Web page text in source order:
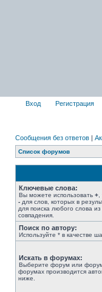
Вход Регистрация
Сообщения без ответов |
Список форумов
Ключевые слова:
Вы можете использовать +
- для слов, которых в
для поиска любого слова из
совпадения.
Поиск по автору:
Используйте * в качестве
Искать в форумах:
Выберите форум или
форумах производится
ниже.